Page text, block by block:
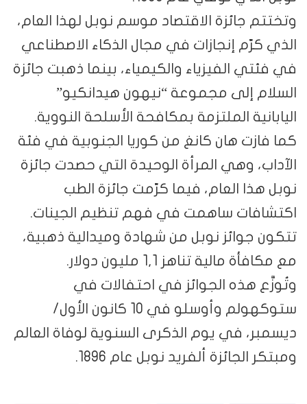
وتختتم جائزة الاقتصاد موسم نوبل لهذا العام،
الذي كرّم إنجازات في مجال الذكاء الاصطناعي
في فئتي الفيزياء والكيمياء، بينما ذهبت جائزة
السلام إلى مجموعة “نيهون هيدانكيو”
اليابانية الملتزمة بمكافحة الأسلحة النووية.
كما فازت هان كانغ من كوريا الجنوبية في فئة
الآداب، وهي المرأة الوحيدة التي حصدت جائزة
نوبل هذا العام، فيما كرّمت جائزة الطب
اكتشافات ساهمت في فهم تنظيم الجينات.
تتكون جوائز نوبل من شهادة وميدالية ذهبية،
مع مكافأة مالية تناهز 1,1 مليون دولار.
وتُوزَّع هذه الجوائز في احتفالات في
ستوكهولم وأوسلو في 10 كانون الأول/
ديسمبر، في يوم الذكرى السنوية لوفاة العالم
ومبتكر الجائزة ألفريد نوبل عام 1896.